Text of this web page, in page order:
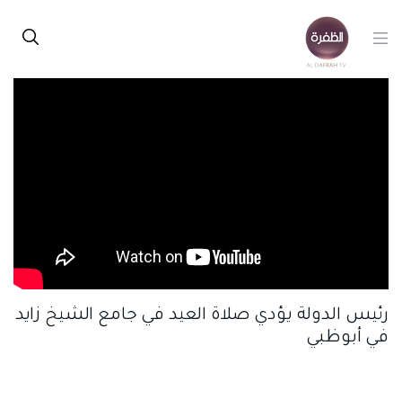
رئيس الدولة يؤدي صلاة العيد في جامع الشيخ زايد
في أبوظبي